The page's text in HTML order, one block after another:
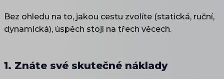
Bez ohledu na to, jakou cestu zvolíte (statická, ruční,
dynamická), úspěch stojí na třech věcech.
1. Znáte své skutečné náklady